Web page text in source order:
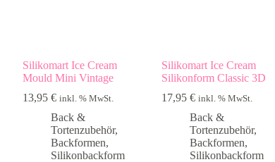
Silikomart Ice Cream
Mould Mini Vintage
13,95€ inkl. % MwSt.
Back &
Tortenzubehör,
Backformen,
Silikonbackform
Silikomart Ice Cream
Silikonform Classic 3D
17,95€ inkl. % MwSt.
Back &
Tortenzubehör,
Backformen,
Silikonbackform